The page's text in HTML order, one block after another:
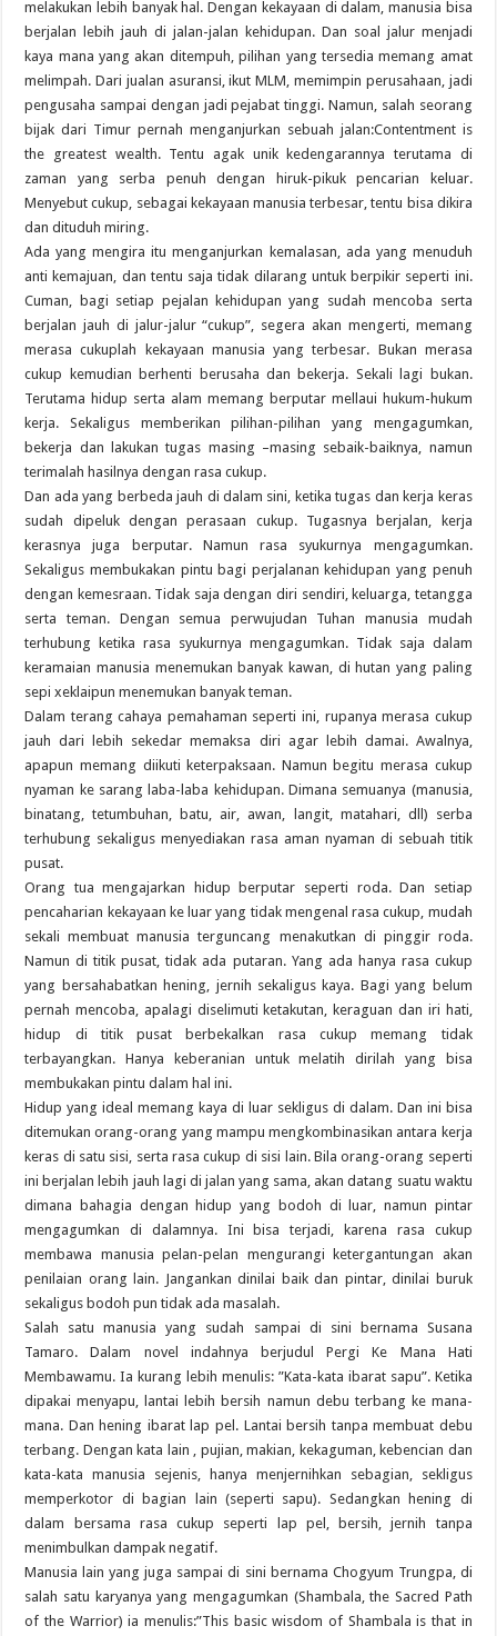
melakukan lebih banyak hal. Dengan kekayaan di dalam, manusia bisa
berjalan lebih jauh di jalan-jalan kehidupan. Dan soal jalur menjadi
kaya mana yang akan ditempuh, pilihan yang tersedia memang amat
melimpah. Dari jualan asuransi, ikut MLM, memimpin perusahaan, jadi
pengusaha sampai dengan jadi pejabat tinggi. Namun, salah seorang
bijak dari Timur pernah menganjurkan sebuah jalan:Contentment is
the greatest wealth. Tentu agak unik kedengarannya terutama di
zaman yang serba penuh dengan hiruk-pikuk pencarian keluar.
Menyebut cukup, sebagai kekayaan manusia terbesar, tentu bisa dikira
dan dituduh miring.
Ada yang mengira itu menganjurkan kemalasan, ada yang menuduh
anti kemajuan, dan tentu saja tidak dilarang untuk berpikir seperti ini.
Cuman, bagi setiap pejalan kehidupan yang sudah mencoba serta
berjalan jauh di jalur-jalur “cukup”, segera akan mengerti, memang
merasa cukuplah kekayaan manusia yang terbesar. Bukan merasa
cukup kemudian berhenti berusaha dan bekerja. Sekali lagi bukan.
Terutama hidup serta alam memang berputar mellaui hukum-hukum
kerja. Sekaligus memberikan pilihan-pilihan yang mengagumkan,
bekerja dan lakukan tugas masing –masing sebaik-baiknya, namun
terimalah hasilnya dengan rasa cukup.
Dan ada yang berbeda jauh di dalam sini, ketika tugas dan kerja keras
sudah dipeluk dengan perasaan cukup. Tugasnya berjalan, kerja
kerasnya juga berputar. Namun rasa syukurnya mengagumkan.
Sekaligus membukakan pintu bagi perjalanan kehidupan yang penuh
dengan kemesraan. Tidak saja dengan diri sendiri, keluarga, tetangga
serta teman. Dengan semua perwujudan Tuhan manusia mudah
terhubung ketika rasa syukurnya mengagumkan. Tidak saja dalam
keramaian manusia menemukan banyak kawan, di hutan yang paling
sepi xeklaipun menemukan banyak teman.
Dalam terang cahaya pemahaman seperti ini, rupanya merasa cukup
jauh dari lebih sekedar memaksa diri agar lebih damai. Awalnya,
apapun memang diikuti keterpaksaan. Namun begitu merasa cukup
nyaman ke sarang laba-laba kehidupan. Dimana semuanya (manusia,
binatang, tetumbuhan, batu, air, awan, langit, matahari, dll) serba
terhubung sekaligus menyediakan rasa aman nyaman di sebuah titik
pusat.
Orang tua mengajarkan hidup berputar seperti roda. Dan setiap
pencaharian kekayaan ke luar yang tidak mengenal rasa cukup, mudah
sekali membuat manusia terguncang menakutkan di pinggir roda.
Namun di titik pusat, tidak ada putaran. Yang ada hanya rasa cukup
yang bersahabatkan hening, jernih sekaligus kaya. Bagi yang belum
pernah mencoba, apalagi diselimuti ketakutan, keraguan dan iri hati,
hidup di titik pusat berbekalkan rasa cukup memang tidak
terbayangkan. Hanya keberanian untuk melatih dirilah yang bisa
membukakan pintu dalam hal ini.
Hidup yang ideal memang kaya di luar sekligus di dalam. Dan ini bisa
ditemukan orang-orang yang mampu mengkombinasikan antara kerja
keras di satu sisi, serta rasa cukup di sisi lain. Bila orang-orang seperti
ini berjalan lebih jauh lagi di jalan yang sama, akan datang suatu waktu
dimana bahagia dengan hidup yang bodoh di luar, namun pintar
mengagumkan di dalamnya. Ini bisa terjadi, karena rasa cukup
membawa manusia pelan-pelan mengurangi ketergantungan akan
penilaian orang lain. Jangankan dinilai baik dan pintar, dinilai buruk
sekaligus bodoh pun tidak ada masalah.
Salah satu manusia yang sudah sampai di sini bernama Susana
Tamaro. Dalam novel indahnya berjudul Pergi Ke Mana Hati
Membawamu. Ia kurang lebih menulis: ”Kata-kata ibarat sapu”. Ketika
dipakai menyapu, lantai lebih bersih namun debu terbang ke mana-
mana. Dan hening ibarat lap pel. Lantai bersih tanpa membuat debu
terbang. Dengan kata lain , pujian, makian, kekaguman, kebencian dan
kata-kata manusia sejenis, hanya menjernihkan sebagian, sekligus
memperkotor di bagian lain (seperti sapu). Sedangkan hening di
dalam bersama rasa cukup seperti lap pel, bersih, jernih tanpa
menimbulkan dampak negatif.
Manusia lain yang juga sampai di sini bernama Chogyum Trungpa, di
salah satu karyanya yang mengagumkan (Shambala, the Sacred Path
of the Warrior) ia menulis:”This basic wisdom of Shambala is that in